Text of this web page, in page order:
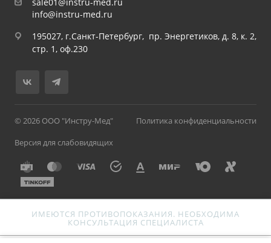
sale01@instru-med.ru
info@instru-med.ru
195027, г.Санкт-Петербург, пр. Энергетиков, д. 8, к. 2,
стр. 1, оф.230
© 2026 ООО "Инстру-Мед"
Политика конфиденциальности
Версия для слабовидящих
ИМЕЮТСЯ ПРОТИВОПОКАЗАНИЯ. НЕОБХОДИМА
КОНСУЛЬТАЦИЯ СПЕЦИАЛИСТА